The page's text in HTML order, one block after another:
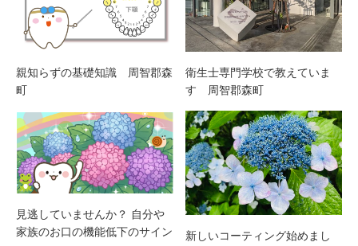
親知らずの基礎知識 周智郡森
町
衛生士専門学校で教えていま
す 周智郡森町
見逃していませんか？ 自分や
家族のお口の機能低下のサイン
新しいコーティング始めまし